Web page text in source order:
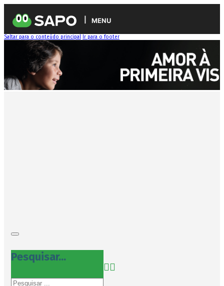
MENU
Saltar para o conteúdo principal Ir para o footer
Pesquisar...
Pesquisar